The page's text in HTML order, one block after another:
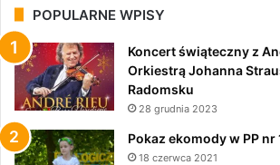
POPULARNE WPISY
Koncert świąteczny z
Orkiestrą Johanna
Radomsku
28 grudnia 2023
Pokaz ekomody w PP nr
18 czerwca 2021